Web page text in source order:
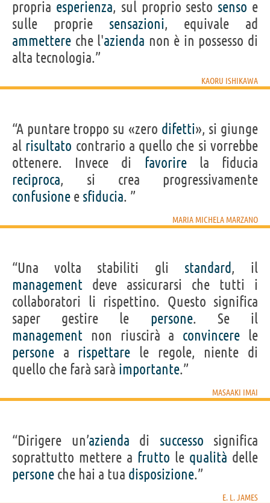
propria esperienza, sul proprio sesto senso e
sulle proprie sensazioni, equivale ad
ammettere che l'azienda non è in possesso di
alta tecnologia.”
KAORU ISHIKAWA
“A puntare troppo su «zero difetti», si giunge
al risultato contrario a quello che si vorrebbe
ottenere. Invece di favorirela fiducia
reciproca, si crea progressivamente
confusione e sfiducia. ”
MARIA MICHELA MARZANO
“Una volta stabiliti gli standard, il
management deve assicurarsi che tutti i
collaboratori li rispettino. Questo significa
saper gestire le persone. Se il
management non riuscirà a convincere le
persone a rispettare le regole, niente di
quello che farà sarà importante.”
MASAAKI IMAI
“Dirigere un’azienda di successo significa
soprattutto mettere a frutto le qualità delle
persone che hai a tua disposizione.”
E. L. JAMES